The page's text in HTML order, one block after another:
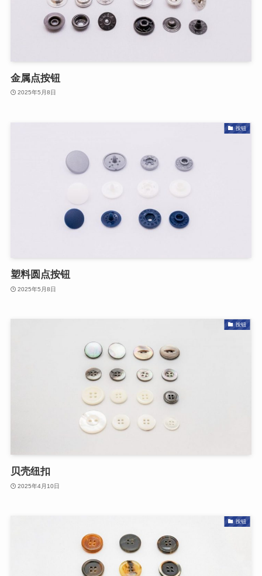
金属点按钮
2025年5月8日
按钮
塑料圆点按钮
2025年5月8日
按钮
贝壳纽扣
2025年4月10日
按钮